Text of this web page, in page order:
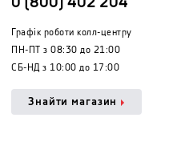
Графік роботи колл-центру
ПН-ПТ з 08:30 до 21:00
СБ-НД з 10:00 до 17:00
Знайти магазин